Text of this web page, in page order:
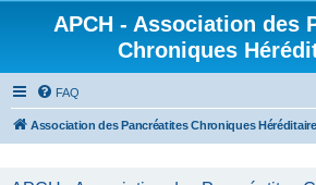
APCH - Association des
Chroniques
FAQ
Association des Pancréatites Chroniques